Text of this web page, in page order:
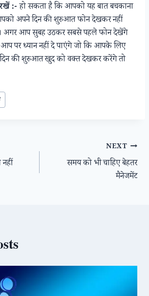
:-हो सकता है कि आपको यह बात बचकाना
अपने दिन की शुरुआत फोन देखकर नहीं
। अगर आप सुबह उठकर सबसे पहले फोन देखेंगे
पर ध्यान नहीं दे पाएंगे जो कि आपके लिए
की शुरुआत खुद को वक्त देखकर करेंगे तो
नहीं
NEXT
समय को भी चाहिए बेहतर
मैनेजमेंट